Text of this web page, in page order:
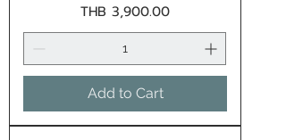
Price
THB 3,900.00
Add to Cart